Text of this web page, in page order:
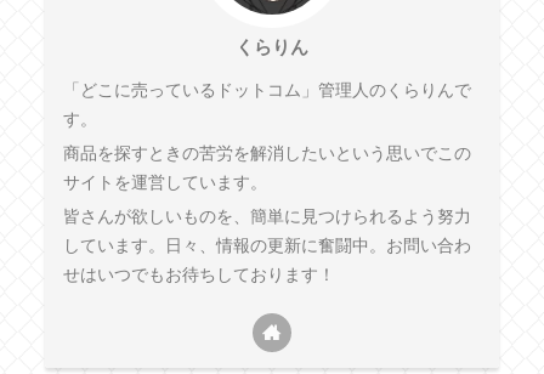
くらりん
「どこに売っているドットコム」管理人のくらりんで
す。
商品を探すときの苦労を解消したいという思いでこの
サイトを運営しています。
皆さんが欲しいものを、簡単に見つけられるよう努力
しています。日々、情報の更新に奮闘中。お問い合わ
せはいつでもお待ちしております！